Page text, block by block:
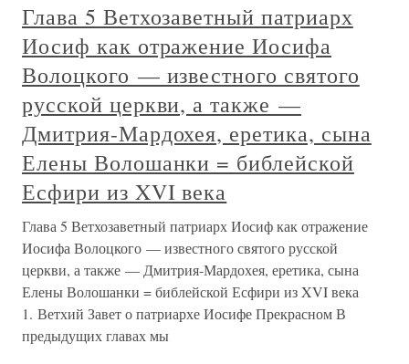
Глава 5 Ветхозаветный патриарх
Иосиф как отражение Иосифа
Волоцкого — известного святого
русской церкви, а также —
Дмитрия-Мардохея, еретика, сына
Елены Волошанки = библейской
Есфири из XVI века
Глава 5 Ветхозаветный патриарх Иосиф как отражение
Иосифа Волоцкого — известного святого русской
церкви, а также — Дмитрия-Мардохея, еретика, сына
Елены Волошанки = библейской Есфири из XVI века
1. Ветхий Завет о патриархе Иосифе Прекрасном В
предыдущих главах мы